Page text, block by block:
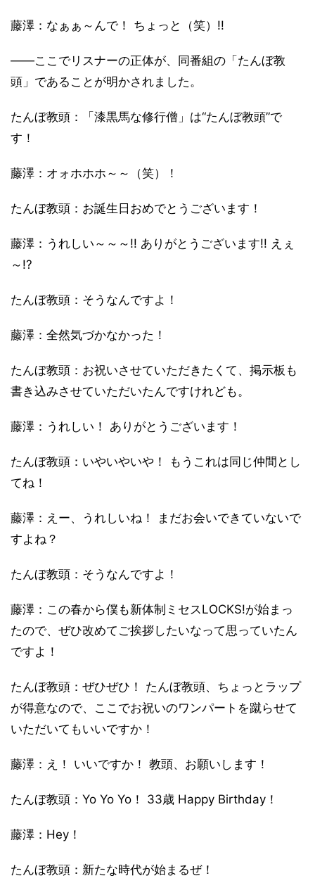
藤澤：なぁぁ～んで！ ちょっと（笑）!!
――ここでリスナーの正体が、同番組の「たんぼ教
頭」であることが明かされました。
たんぼ教頭：「漆黒馬な修行僧」は“たんぼ教頭”で
す！
藤澤：オォホホホ～～（笑）！
たんぼ教頭：お誕生日おめでとうございます！
藤澤：うれしい～～～!! ありがとうございます!! えぇ
～!?
たんぼ教頭：そうなんですよ！
藤澤：全然気づかなかった！
たんぼ教頭：お祝いさせていただきたくて、掲示板も
書き込みさせていただいたんですけれども。
藤澤：うれしい！ ありがとうございます！
たんぼ教頭：いやいやいや！ もうこれは同じ仲間とし
てね！
藤澤：えー、うれしいね！ まだお会いできていないで
すよね？
たんぼ教頭：そうなんですよ！
藤澤：この春から僕も新体制ミセスLOCKS!が始まっ
たので、ぜひ改めてご挨拶したいなって思っていたん
ですよ！
たんぼ教頭：ぜひぜひ！ たんぼ教頭、ちょっとラップ
が得意なので、ここでお祝いのワンパートを蹴らせて
いただいてもいいですか！
藤澤：え！ いいですか！ 教頭、お願いします！
たんぼ教頭：Yo Yo Yo！ 33歳 Happy Birthday！
藤澤：Hey！
たんぼ教頭：新たな時代が始まるぜ！